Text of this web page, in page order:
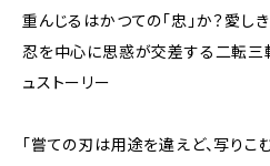
重んじるはかつての｢忠｣か？愛し
忍を中心に思惑が交差する二転三
ュストーリー
｢嘗ての刃は用途を違えど、写りこ